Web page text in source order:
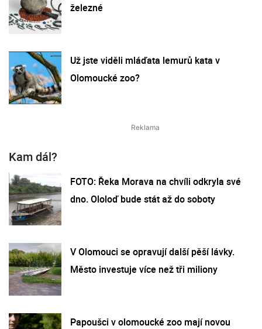
železné
Už jste viděli mláďata lemurů kata v
Olomoucké zoo?
Kam dál?
FOTO: Řeka Morava na chvíli odkryla své
dno. Ololoď bude stát až do soboty
V Olomouci se opravují další pěší lávky.
Město investuje více než tři miliony
Papoušci v olomoucké zoo mají novou